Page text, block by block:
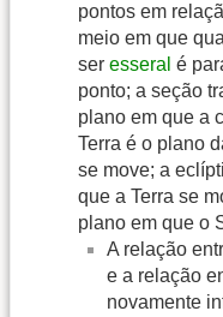
pontos em
meio em que
ser esseral é
ponto; a seção
plano em que a
Terra é o plano
se move; a
que a Terra se
plano em que o
A relação
e a relação
novamente